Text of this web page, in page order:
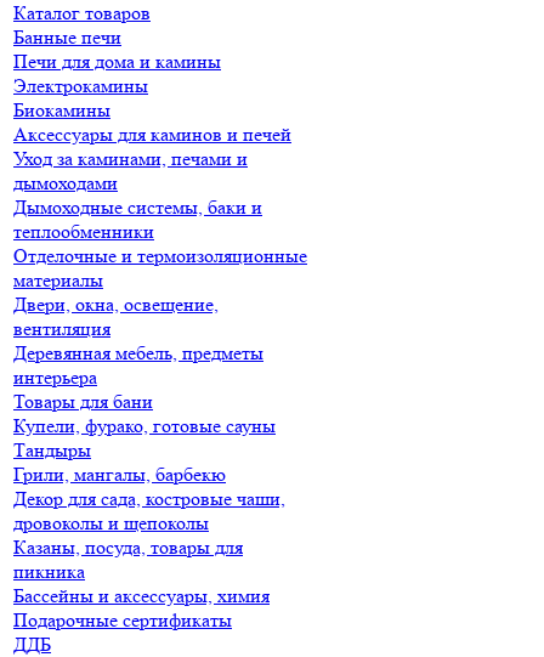
Каталог товаров
Банные печи
Печи для дома и камины
Электрокамины
Биокамины
Аксессуары для каминов и печей
Уход за каминами, печами и
дымоходами
Дымоходные системы, баки и
теплообменники
Отделочные и термоизоляционные
материалы
Двери, окна, освещение,
вентиляция
Деревянная мебель, предметы
интерьера
Товары для бани
Купели, фурако, готовые сауны
Тандыры
Грили, мангалы, барбекю
Декор для сада, костровые чаши,
дровоколы и щепоколы
Казаны, посуда, товары для
пикника
Бассейны и аксессуары, химия
Подарочные сертификаты
ДДБ